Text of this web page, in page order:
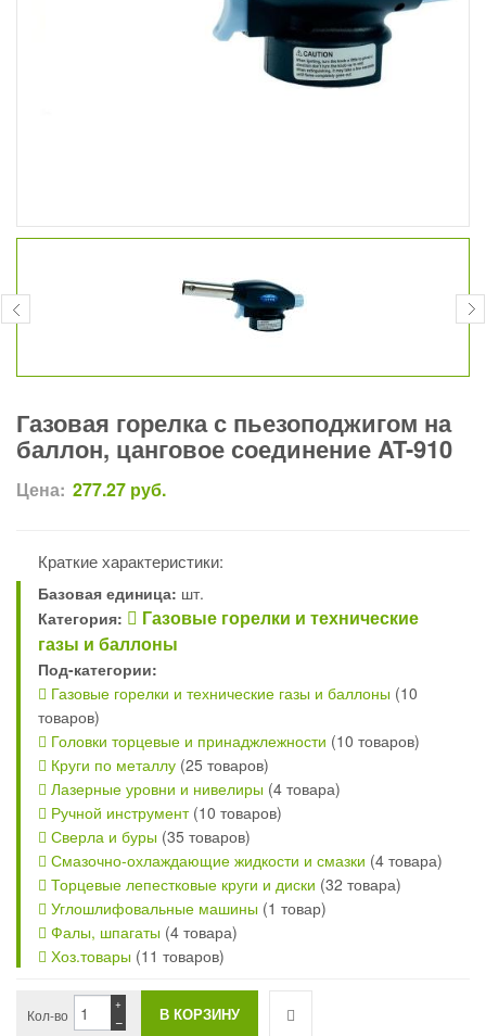
Газовая горелка с пьезоподжигом на
баллон, цанговое соединение AT-910
Цена: 277.27 руб.
Краткие характеристики:
Базовая единица: шт.
Категория:
Газовые горелки и технические
газы и баллоны
Под-категории:
Газовые горелки и технические газы и баллоны (10
товаров)
Головки торцевые и принаджлежности (10 товаров)
Круги по металлу (25 товаров)
Лазерные уровни и нивелиры (4 товара)
Ручной инструмент(10 товаров)
Сверла и буры (35 товаров)
Смазочно-охлаждающие жидкости и смазки (4 товара)
Торцевые лепестковые круги и диски (32 товара)
Углошлифовальные машины (1 товар)
Фалы, шпагаты (4 товара)
Хоз.товары (11 товаров)
Кол-во −
+